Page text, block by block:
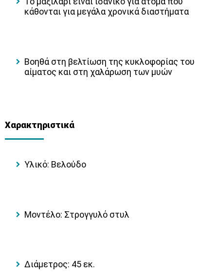
κάθονται για μεγάλα χρονικά διαστήματα
Βοηθά στη βελτίωση της κυκλοφορίας του
αίματος και στη χαλάρωση των μυών
Χαρακτηριστικά
Υλικό: Βελούδο
Μοντέλο: Στρογγυλό στυλ
Διάμετρος: 45 εκ.